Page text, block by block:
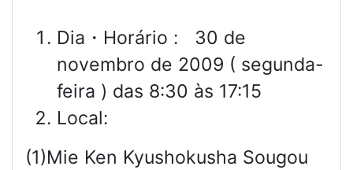
Dia・Horário : 30 de
novembro de 2009 ( segunda-
feira ) das 8:30 às 17:15
Local:
(1)Mie Ken Kyushokusha Sougou